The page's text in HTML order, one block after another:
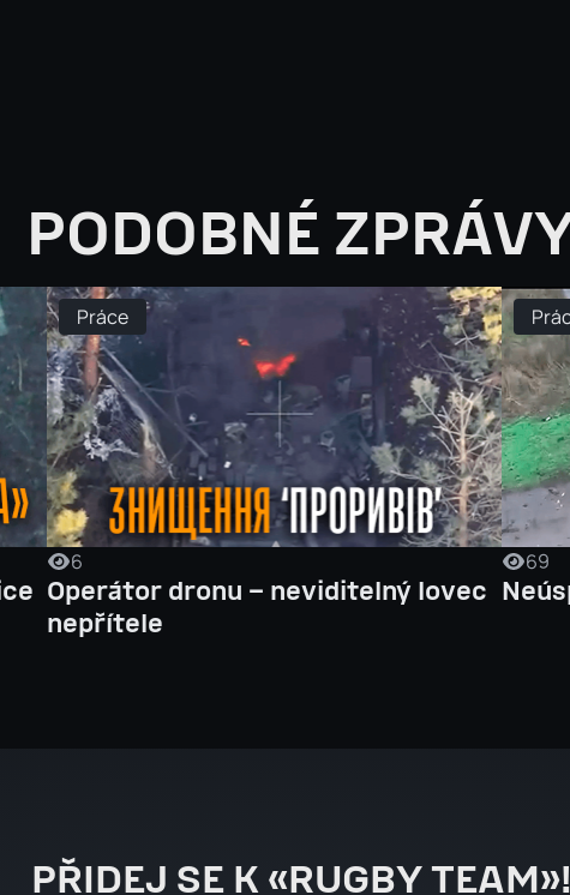
PODOBNÉ
Práce
6
Operátor dronu – neviditelný lovec
nepřítele
69
PŘIDEJ SE K «RUGBY